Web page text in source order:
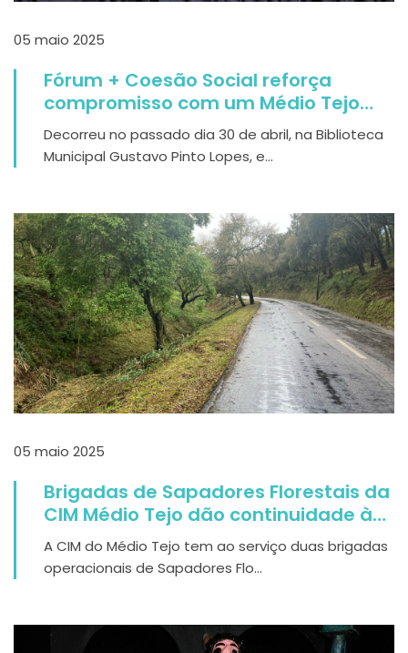
05 maio 2025
Fórum + Coesão Social reforça
compromisso com um Médio Tejo
mais inclusivo
Decorreu no passado dia 30 de abril, na Biblioteca
Municipal Gustavo Pinto Lopes, e...
05 maio 2025
Brigadas de Sapadores Florestais da
CIM Médio Tejo dão continuidade à
gestão de combustíveis
A CIM do Médio Tejo tem ao serviço duas brigadas
operacionais de Sapadores Flo...